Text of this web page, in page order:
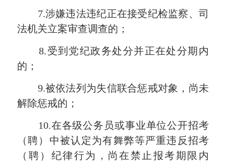
7.涉嫌违法违纪正在接受纪检监察、司
法机关立案审查调查的；
8.受到党纪政务处分并正在处分期内
的；
9.被依法列为失信联合惩戒对象，尚未
解除惩戒的；
10.在各级公务员或事业单位公开招考
（聘）中被认定为有舞弊等严重违反招考
（聘）纪律行为，尚在禁止报考期限内